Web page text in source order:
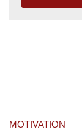
MOTIVATION